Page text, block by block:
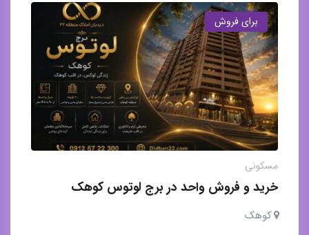
برای فروش
مسکونی
خرید و فروش واحد در برج لوتوس کوهک
کوهک